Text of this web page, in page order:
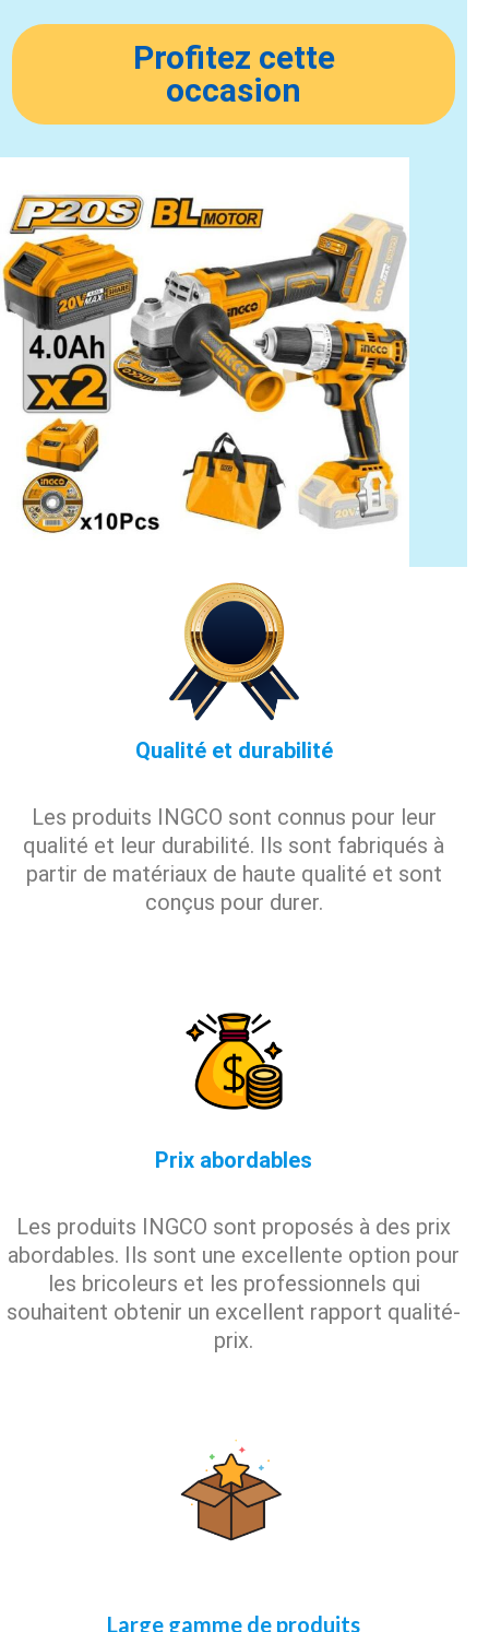
Profitez cette
occasion
Qualité et durabilité
Les produits INGCO sont connus pour leur
qualité et leur durabilité. Ils sont fabriqués à
partir de matériaux de haute qualité et sont
conçus pour durer.
Prix abordables
Les produits INGCO sont proposés à des prix
abordables. Ils sont une excellente option pour
les bricoleurs et les professionnels qui
souhaitent obtenir un excellent rapport qualité-
prix.
Large gamme de produits